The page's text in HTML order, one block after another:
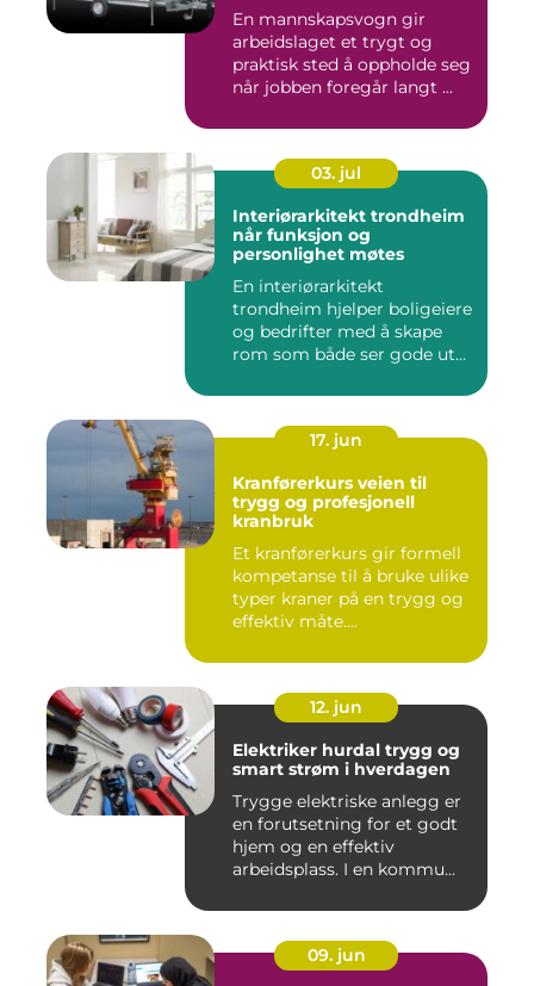
En mannskapsvogn gir
arbeidslaget et trygt og
praktisk sted å oppholde seg
når jobben foregår langt ...
03. jul
Interiørarkitekt trondheim
når funksjon og
personlighet møtes
En interiørarkitekt
trondheim hjelper boligeiere
og bedrifter med å skape
rom som både ser gode ut
17. jun
Kranførerkurs veien til
trygg og profesjonell
kranbruk
Et kranførerkurs gir formell
kompetanse til å bruke ulike
typer kraner på en trygg og
effektiv måte....
12. jun
Elektriker hurdal trygg og
smart strøm i hverdagen
Trygge elektriske anlegg er
en forutsetning for et godt
hjem og en effektiv
arbeidsplass. I en kommu...
09. jun